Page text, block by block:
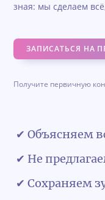
зная: мы сделаем
ЗАПИСАТЬСЯ НА
Получите первичную
✔ Объясняем
✔ Не
✔ Сохраняем